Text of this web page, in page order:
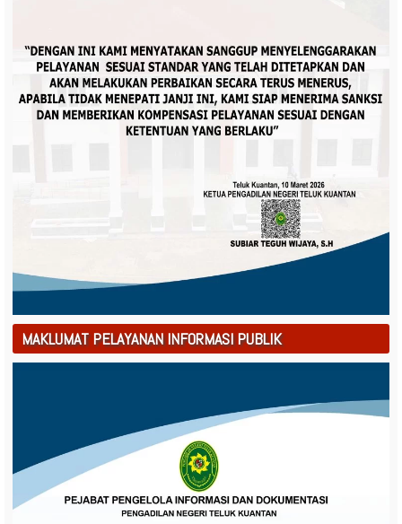
MAKLUMAT PELAYANAN INFORMASI PUBLIK